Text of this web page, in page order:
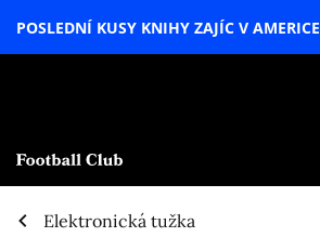
POSLEDNÍ KUSY KNIHY ZAJÍC V AMERICE
Elektronická tužka